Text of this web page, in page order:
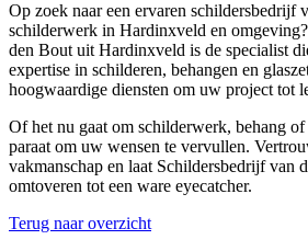
Op zoek naar een ervaren schildersbedrijf
schilderwerk in Hardinxveld en
den Bout uit Hardinxveld is de specialist
expertise in schilderen, behangen en
hoogwaardige diensten om uw project tot
Of het nu gaat om schilderwerk, behang of
paraat om uw wensen te vervullen.
vakmanschap en laat Schildersbedrijf van
omtoveren tot een ware eyecatcher.
Terug naar overzicht